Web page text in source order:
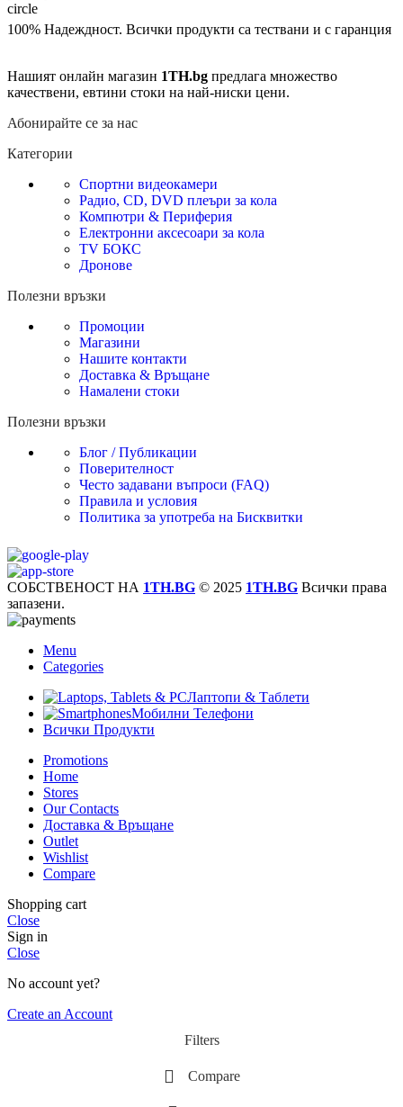
100% Надеждност. Всички продукти са тествани и с гаранция
Нашият онлайн магазин 1TH.bg предлага множество
качествени, евтини стоки на най-ниски цени.
Абонирайте се за нас
Категории
Спортни видеокамери
Радио, CD, DVD плеъри за кола
Компютри & Периферия
Електронни аксесоари за кола
TV БОКС
Дронове
Полезни връзки
Промоции
Магазини
Нашите контакти
Доставка & Връщане
Намалени стоки
Полезни връзки
Блог / Публикации
Поверителност
Често задавани въпроси (FAQ)
Правила и условия
Политика за употреба на Бисквитки
СОБСТВЕНОСТ НА 1TH.BG © 2025 1TH.BG Всички права
запазени.
Menu
Categories
Лаптопи & Таблети
Мобилни Телефони
Всички Продукти
Promotions
Home
Stores
Our Contacts
Доставка & Връщане
Outlet
Wishlist
Compare
Shopping cart
Close
Sign in
Close
No account yet?
Create an Account
Filters
Compare